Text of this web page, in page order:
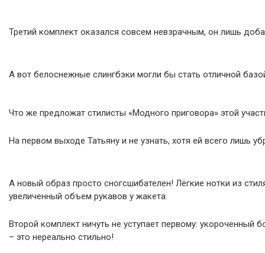
Третий комплект оказался совсем невзрачным, он лишь
А вот белоснежные слингбэки могли бы стать отличной
Что же предложат стилисты «Модного приговора» этой
На первом выходе Татьяну и не узнать, хотя ей всего лишь
А новый образ просто сногсшибателен! Лёгкие нотки из
увеличенный объем рукавов у жакета.
Второй комплект ничуть не уступает первому:
– это нереально стильно!